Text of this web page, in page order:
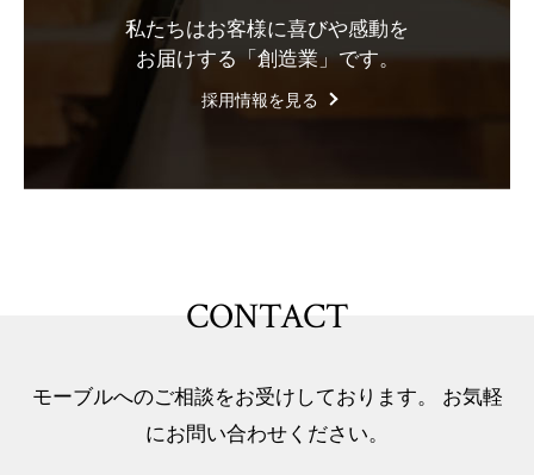
私たちはお客様に喜びや感動を
お届けする「創造業」です。
採用情報を見る
CONTACT
モーブルへのご相談をお受けしております。 お気軽
にお問い合わせください。